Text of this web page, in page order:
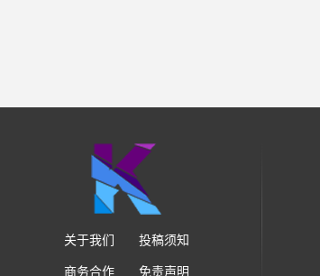
关于我们
投稿须知
商务合作
免责声明